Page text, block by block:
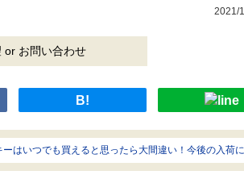
2021/
お問い合わせ
B!
ーはいつでも買えると思ったら大間違い！今後の入荷に